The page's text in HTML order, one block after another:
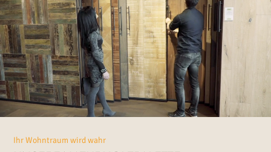
Ihr Wohntraum wird wahr